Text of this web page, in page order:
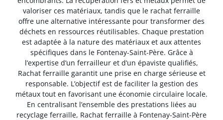
valoriser ces matériaux, tandis que le rachat ferraille
offre une alternative intéressante pour transformer des
déchets en ressources réutilisables. Chaque prestation
est adaptée à la nature des matériaux et aux attentes
spécifiques dans le Fontenay-Saint-Père. Grâce à
l’expertise d’un ferrailleur et d’un épaviste qualifiés,
Rachat ferraille garantit une prise en charge sérieuse et
responsable. L’objectif est de faciliter la gestion des
métaux tout en favorisant une économie circulaire locale.
En centralisant l’ensemble des prestations liées au
recyclage ferraille, Rachat ferraille à Fontenay-Saint-Père